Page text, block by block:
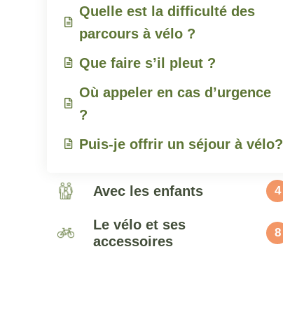
Quelle est la difficulté des
parcours à vélo ?
Que faire s’il pleut ?
Où appeler en cas d’urgence
?
Puis-je offrir un séjour à vélo?
Avec les enfants 4
Le vélo et ses
accessoires
8